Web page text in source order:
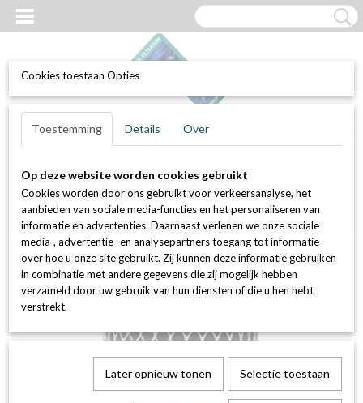
Inloggen Registreren
Home > Waterfilters Filterkaarsen / patronen
Actief kool
filterkaarsen
Set van 2 stuks Pentek CFBC filterkaars 20 inch / 0,5
micron + actief kool
Cookies toestaan Opties
Toestemming Details Over
Op deze website worden cookies gebruikt
Cookies worden door ons gebruikt voor verkeersanalyse, het
aanbieden van sociale media-functies en het personaliseren van
informatie en advertenties. Daarnaast verlenen we onze sociale
media-, advertentie- en analysepartners toegang tot informatie
over hoe u onze site gebruikt. Zij kunnen deze informatie gebruiken
in combinatie met andere gegevens die zij mogelijk hebben
verzameld door uw gebruik van hun diensten of die u hen hebt
verstrekt.
Later opnieuw tonen Selectie toestaan